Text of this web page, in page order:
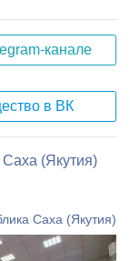
канале
в ВК
Саха (Якутия)
Саха (Якутия)